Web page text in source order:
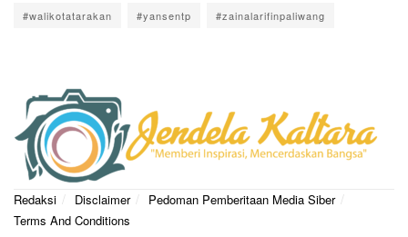
#walikotatarakan #yansentp #zainalarifinpaliwang
Redaksi Disclaimer
Pedoman Pemberitaan Media Siber
Terms And Conditions